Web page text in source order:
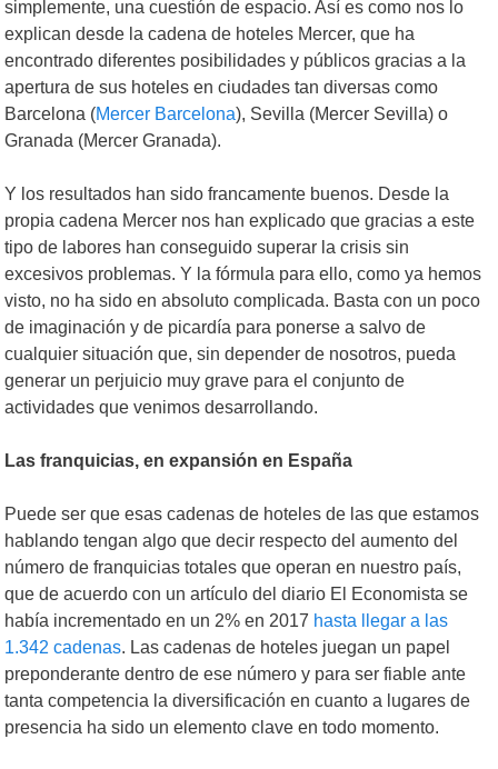
simplemente, una cuestión de espacio. Así es como nos lo
explican desde la cadena de hoteles Mercer, que ha
encontrado diferentes posibilidades y públicos gracias a la
apertura de sus hoteles en ciudades tan diversas como
Barcelona (Mercer Barcelona), Sevilla (Mercer Sevilla) o
Granada (Mercer Granada).
Y los resultados han sido francamente buenos. Desde la
propia cadena Mercer nos han explicado que gracias a este
tipo de labores han conseguido superar la crisis sin
excesivos problemas. Y la fórmula para ello, como ya hemos
visto, no ha sido en absoluto complicada. Basta con un poco
de imaginación y de picardía para ponerse a salvo de
cualquier situación que, sin depender de nosotros, pueda
generar un perjuicio muy grave para el conjunto de
actividades que venimos desarrollando.
Las franquicias, en expansión en España
Puede ser que esas cadenas de hoteles de las que estamos
hablando tengan algo que decir respecto del aumento del
número de franquicias totales que operan en nuestro país,
que de acuerdo con un artículo del diario El Economista se
había incrementado en un 2% en 2017 hasta llegar a las
1.342 cadenas. Las cadenas de hoteles juegan un papel
preponderante dentro de ese número y para ser fiable ante
tanta competencia la diversificación en cuanto a lugares de
presencia ha sido un elemento clave en todo momento.